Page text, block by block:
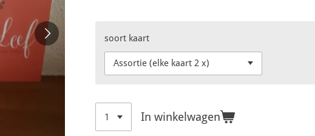
soort kaart
In winkelwagen